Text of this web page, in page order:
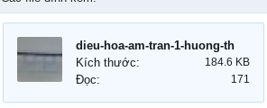
Kích thước: 184.6 KB
Đọc: 171